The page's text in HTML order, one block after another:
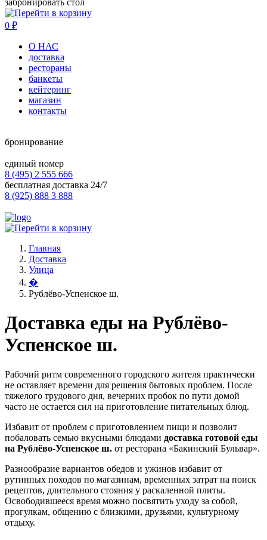
забронировать стол
0 ₽
О НАС
доставка
рестораны
банкеты
кейтеринг
магазин
контакты
бронирование
единый номер
8 (495) 2 555 666
бесплатная доставка 24/7
8 (925) 888 3 888
Главная
Доставка
Улица
�
Рублёво-Успенское ш.
Доставка еды на Рублёво-
Успенское ш.
Рабочий ритм современного городского жителя практически
не оставляет времени для решения бытовых проблем. После
тяжелого трудового дня, вечерних пробок по пути домой
часто не остается сил на приготовление питательных блюд.
Избавит от проблем с приготовлением пищи и позволит
побаловать семью вкусными блюдами доставка готовой еды
на Рублёво-Успенское ш. от ресторана «Бакинский Бульвар».
Разнообразие вариантов обедов и ужинов избавит от
рутинных походов по магазинам, временных затрат на поиск
рецептов, длительного стояния у раскаленной плиты.
Освободившееся время можно посвятить уходу за собой,
прогулкам, общению с близкими, друзьями, культурному
отдыху.